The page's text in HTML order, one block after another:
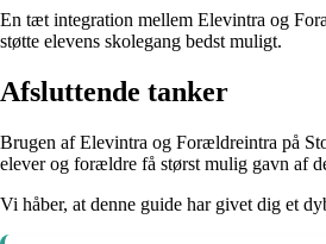
En tæt integration mellem Elevintra og
støtte elevens skolegang bedst muligt.
Afsluttende tanker
Brugen af Elevintra og Forældreintra på
elever og forældre få størst mulig gavn af
Vi håber, at denne guide har givet dig et